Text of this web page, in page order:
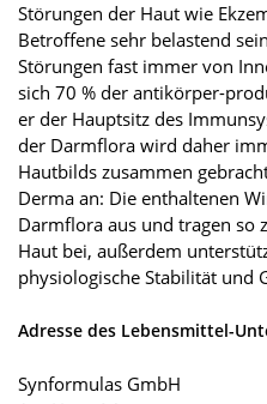
Störungen der Haut wie
Betroffene sehr belastend
Störungen fast immer von
sich 70 % der antikörper-
er der Hauptsitz des
der Darmflora wird daher
Hautbilds zusammen
Derma an: Die enthaltenen
Darmflora aus und tragen so
Haut bei, außerdem
physiologische Stabilität und
Adresse des Lebensmittel-
Synformulas GmbH